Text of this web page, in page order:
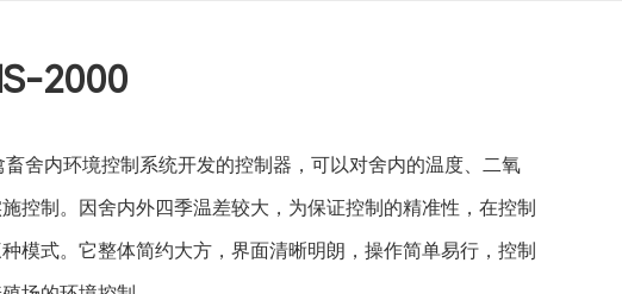
2000
舍内环境控制系统开发的控制器，可以对舍内的温度、二氧
控制。因舍内外四季温差较大，为保证控制的精准性，在控制
模式。它整体简约大方，界面清晰明朗，操作简单易行，控制